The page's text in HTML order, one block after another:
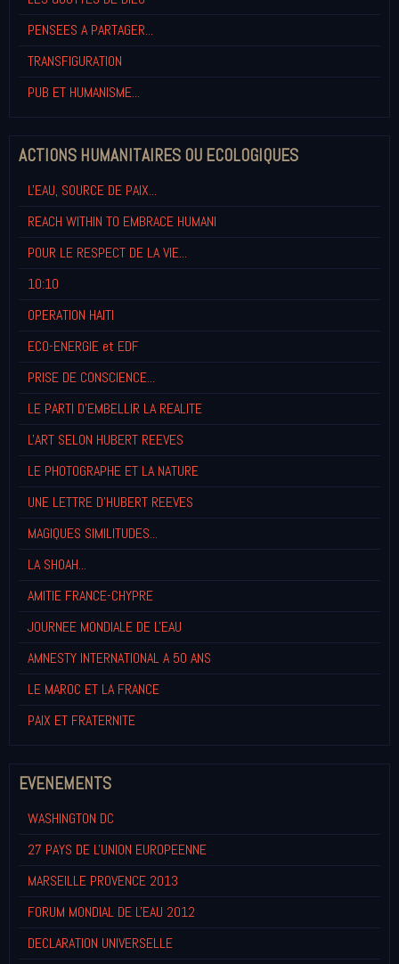
PENSEES A PARTAGER...
TRANSFIGURATION
PUB ET HUMANISME...
ACTIONS HUMANITAIRES OU ECOLOGIQUES
L'EAU, SOURCE DE PAIX...
REACH WITHIN TO EMBRACE HUMANI
POUR LE RESPECT DE LA VIE...
10:10
OPERATION HAITI
ECO-ENERGIE et EDF
PRISE DE CONSCIENCE...
LE PARTI D'EMBELLIR LA REALITE
L'ART SELON HUBERT REEVES
LE PHOTOGRAPHE ET LA NATURE
UNE LETTRE D'HUBERT REEVES
MAGIQUES SIMILITUDES...
LA SHOAH...
AMITIE FRANCE-CHYPRE
JOURNEE MONDIALE DE L'EAU
AMNESTY INTERNATIONAL A 50 ANS
LE MAROC ET LA FRANCE
PAIX ET FRATERNITE
EVENEMENTS
WASHINGTON DC
27 PAYS DE L'UNION EUROPEENNE
MARSEILLE PROVENCE 2013
FORUM MONDIAL DE L'EAU 2012
DECLARATION UNIVERSELLE